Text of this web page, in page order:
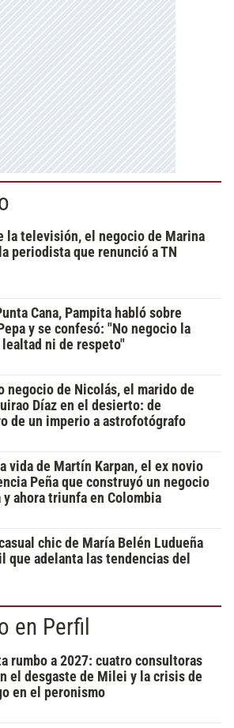
la televisión, el negocio de Marina
periodista que renunció a TN
Cana, Pampita habló sobre
y se confesó: "No negocio la
ni de respeto"
negocio de Nicolás, el marido de
Díaz en el desierto: de
de un imperio a astrofotógrafo
vida de Martín Karpan, el ex novio
Peña que construyó un negocio
ahora triunfa en Colombia
chic de María Belén Ludueña
que adelanta las tendencias del
en Perfil
rumbo a 2027: cuatro consultoras
el desgaste de Milei y la crisis de
en el peronismo